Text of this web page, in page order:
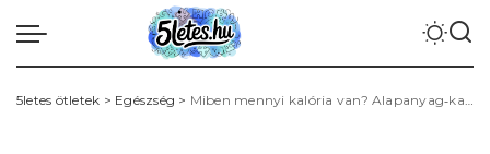
5letes ötletek > Egészség > Miben mennyi kalória van? Alapanyag‑kalóriák, adagolás és kalóriaszámolás gyorsan